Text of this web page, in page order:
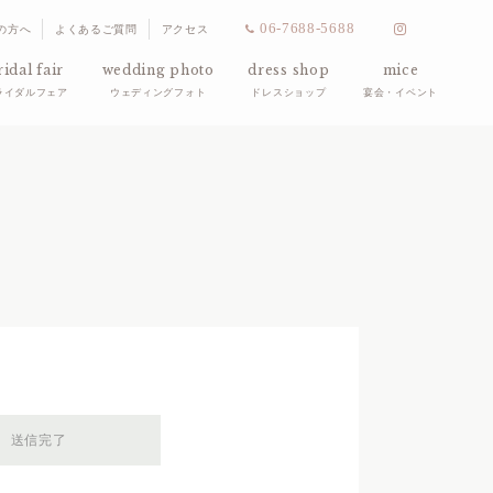
方へ よくあるご質問 アクセス 06-7688-5688
fair
イダルフェア
wedding photo
ウェディングフォト
dress shop
ドレスショップ
mice
宴会・イベント
送信完了